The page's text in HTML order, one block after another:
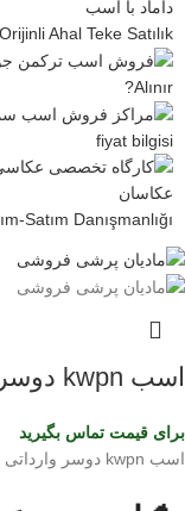
Ahal Teke Satılık
Alınır?
fiyat bilgisi
Satım Danışmanlığı
اسب kwpn دوسر وارداتی 2.5 ساله پرشی
برای قیمت تماس بگیرید
اسب kwpn دوسر وارداتی 2.5 ساله پرشی